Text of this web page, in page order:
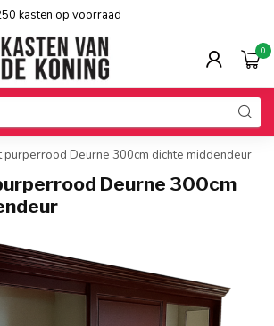
kasten op voorraad
0
purperrood Deurne 300cm dichte middendeur
Deurne 300cm